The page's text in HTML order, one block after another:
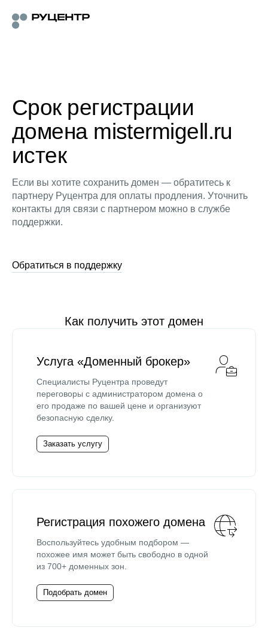
Срок регистрации
домена mistermigell.ru
истек
Если вы хотите сохранить домен — обратитесь к
партнеру Руцентра для оплаты продления. Уточнить
контакты для связи с партнером можно в службе
поддержки.
Обратиться в поддержку
Как получить этот домен
Услуга «Доменный брокер»
Специалисты Руцентра проведут
переговоры с администратором домена о
его продаже по вашей цене и организуют
безопасную сделку.
Заказать услугу
Регистрация похожего домена
Воспользуйтесь удобным подбором —
похожее имя может быть свободно в одной
из 700+ доменных зон.
Подобрать домен